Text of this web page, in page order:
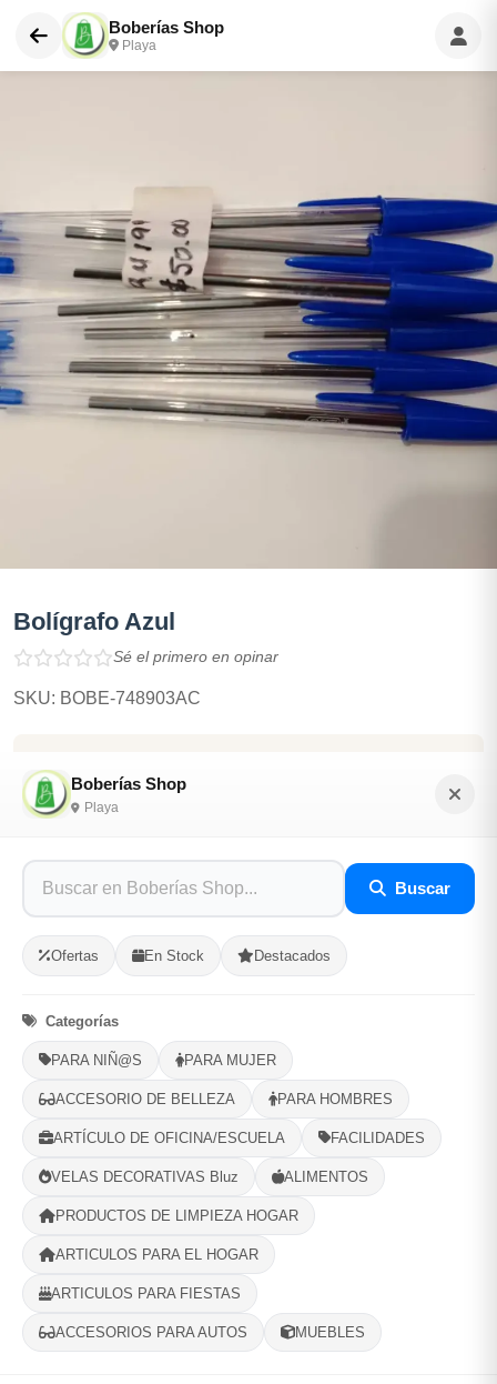
Boberías Shop
Playa
Boberías Shop
Playa
Buscar
Ofertas En Stock Destacados
Categorías
PARA NIÑ@S PARA MUJER
ACCESORIO DE BELLEZA PARA HOMBRES
ARTÍCULO DE OFICINA/ESCUELA FACILIDADES
VELAS DECORATIVAS Bluz ALIMENTOS
PRODUCTOS DE LIMPIEZA HOGAR
ARTICULOS PARA EL HOGAR
ARTICULOS PARA FIESTAS
ACCESORIOS PARA AUTOS MUEBLES
Bolígrafo Azul
Sé el primero en opinar
SKU: BOBE-748903AC
$50.00
Opciones de Envio
Selecciona tu ubicacion
PROVINCIA
- +
Categorías: Papelería Escolar